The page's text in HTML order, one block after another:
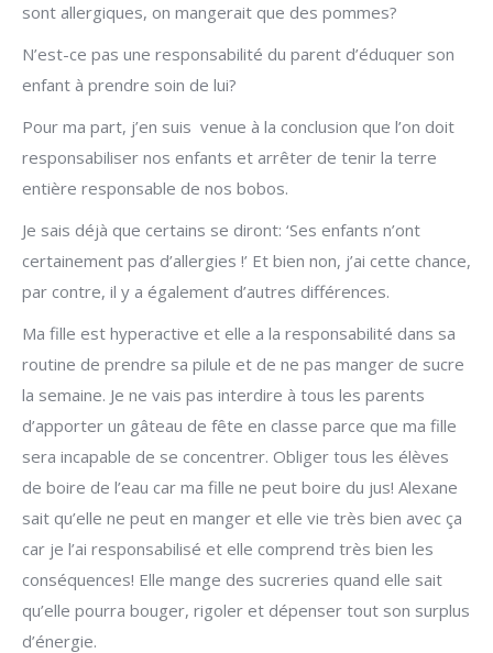
sont allergiques, on mangerait que des pommes?
N’est-ce pas une responsabilité du parent d’éduquer son
enfant à prendre soin de lui?
Pour ma part, j’en suis venue à la conclusion que l’on doit
responsabiliser nos enfants et arrêter de tenir la terre
entière responsable de nos bobos.
Je sais déjà que certains se diront: ‘Ses enfants n’ont
certainement pas d’allergies !’ Et bien non, j’ai cette chance,
par contre, il y a également d’autres différences.
Ma fille est hyperactive et elle a la responsabilité dans sa
routine de prendre sa pilule et de ne pas manger de sucre
la semaine. Je ne vais pas interdire à tous les parents
d’apporter un gâteau de fête en classe parce que ma fille
sera incapable de se concentrer. Obliger tous les élèves
de boire de l’eau car ma fille ne peut boire du jus! Alexane
sait qu’elle ne peut en manger et elle vie très bien avec ça
car je l’ai responsabilisé et elle comprend très bien les
conséquences! Elle mange des sucreries quand elle sait
qu’elle pourra bouger, rigoler et dépenser tout son surplus
d’énergie.